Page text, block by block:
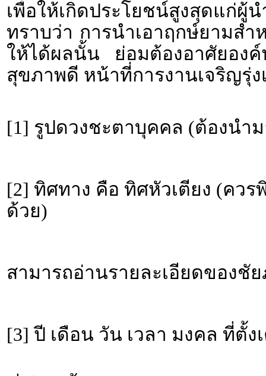
เพื่อให้เกิดประโยชน์สูงสุดแก่
ทราบว่า การนำเอาฤกษ์ยามสำ
ให้ได้ผลนั้น ย่อมต้องอาศัยอง
สุขภาพดี หน้าที่การงานเจริญรุ่ง
[1] รูปดวงชะตาบุคคล (ต้องนำ
[2] ทิศทาง คือ ทิศหัวเตียง (คว
ด้วย)
สามารถอ่านรายละเอียดของชั
[3] ปี เดือน วัน เวลา มงคล ที่ตั้ง